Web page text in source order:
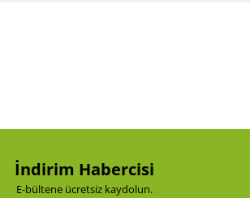
İndirim Habercisi
E-bültene ücretsiz kaydolun.